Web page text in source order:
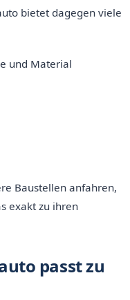
bietet dagegen viele
und Material
Baustellen anfahren,
exakt zu ihren
passt zu